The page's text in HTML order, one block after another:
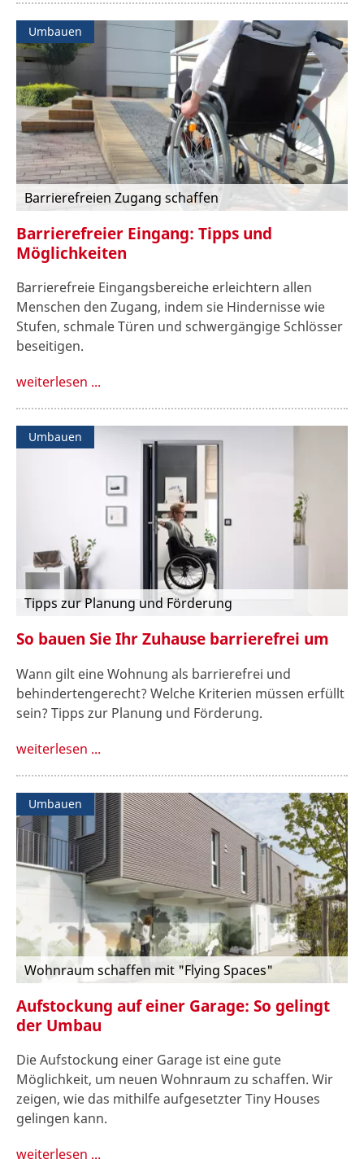
Umbauen
Barrierefreien Zugang schaffen
Barrierefreier Eingang: Tipps und
Möglichkeiten
Barrierefreie Eingangsbereiche erleichtern allen
Menschen den Zugang, indem sie Hindernisse wie
Stufen, schmale Türen und schwergängige Schlösser
beseitigen.
weiterlesen ...
Umbauen
Tipps zur Planung und Förderung
So bauen Sie Ihr Zuhause barrierefrei um
Wann gilt eine Wohnung als barrierefrei und
behindertengerecht? Welche Kriterien müssen erfüllt
sein? Tipps zur Planung und Förderung.
weiterlesen ...
Umbauen
Wohnraum schaffen mit "Flying Spaces"
Aufstockung auf einer Garage: So gelingt
der Umbau
Die Aufstockung einer Garage ist eine gute
Möglichkeit, um neuen Wohnraum zu schaffen. Wir
zeigen, wie das mithilfe aufgesetzter Tiny Houses
gelingen kann.
weiterlesen ...